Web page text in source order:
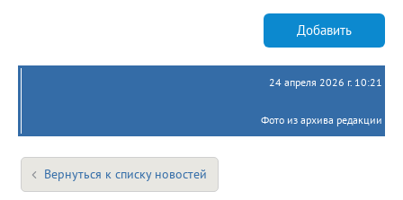
Добавить
24 апреля 2026 г. 10:21
Фото из архива редакции
Вернуться к списку новостей